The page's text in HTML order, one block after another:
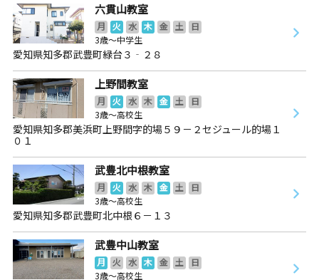
六貫山教室
月 火 水 木 金 土
日
3歳～中学生
愛知県知多郡武豊町緑台３‐２８
上野間教室
月 火 水 木 金 土
日
3歳～高校生
愛知県知多郡美浜町上野間字的場５９－２セジュール的場１
０１
武豊北中根教室
月 火 水 木 金 土
日
3歳～高校生
愛知県知多郡武豊町北中根６－１３
武豊中山教室
月 火 水 木 金 土
日
3歳～高校生